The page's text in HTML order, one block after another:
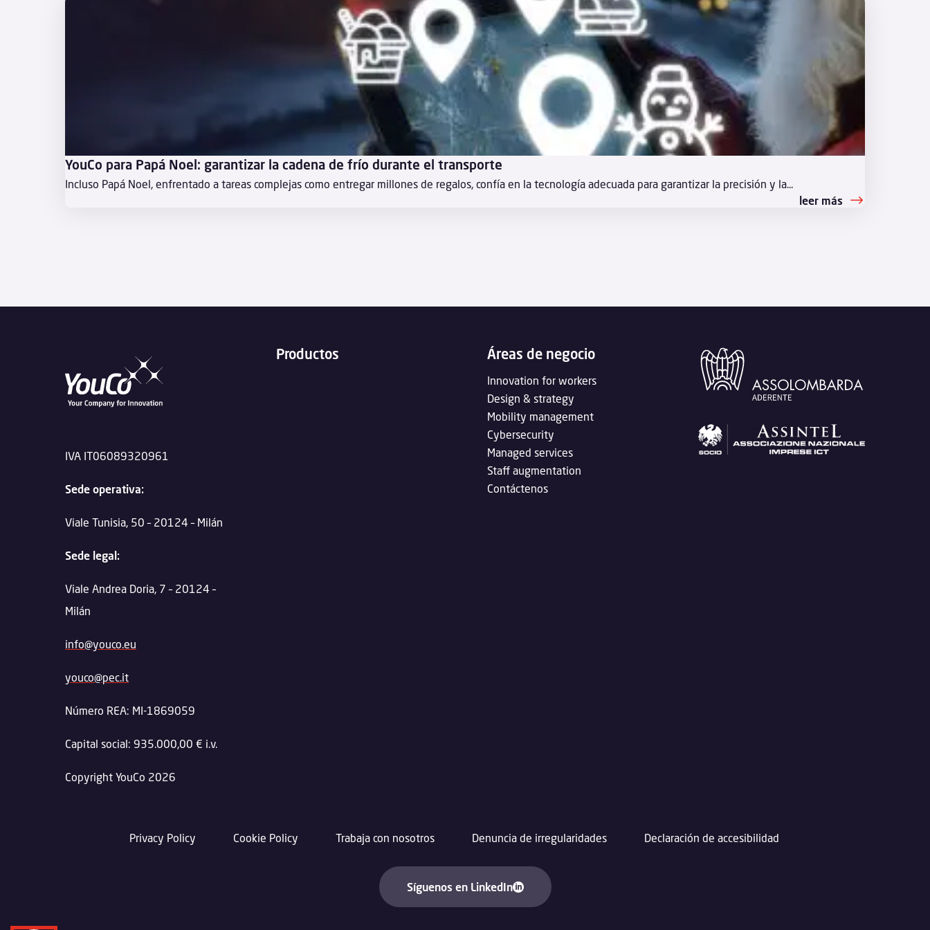
YouCo para Papá Noel: garantizar la cadena de frío durante el transporte
Incluso Papá Noel, enfrentado a tareas complejas como entregar millones de regalos, confía en la tecnología adecuada para garantizar la precisión y la...
leer más
IVA IT06089320961
Sede operativa:
Viale Tunisia, 50 – 20124 – Milán
Sede legal:
Viale Andrea Doria, 7 – 20124 –
Milán
info@youco.eu
youco@pec.it
Número REA: MI-1869059
Capital social: 935.000,00 € i.v.
Copyright YouCo 2026
Productos Áreas de negocio
Innovation for workers
Design & strategy
Mobility management
Cybersecurity
Managed services
Staff augmentation
Contáctenos
Privacy Policy Cookie Policy Trabaja con nosotros Denuncia de irregularidades Declaración de accesibilidad
Síguenos en LinkedIn